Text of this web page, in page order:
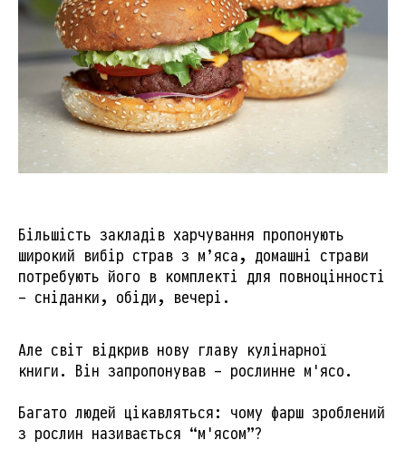
Більшість закладів харчування пропонують
широкий вибір страв з м’яса, домашні страви
потребують його в комплекті для повноцінності
- сніданки, обіди, вечері.
Але світ відкрив нову главу кулінарної
книги. Він запропонував - рослинне м'ясо.
Багато людей цікавляться: чому фарш зроблений
з рослин називається “м'ясом”?